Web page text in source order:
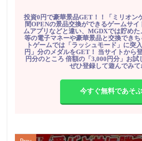
投資0円で豪華景品GET！！「ミリオン
間OPENの景品交換ができるゲームサ
ムアプリなどと違い、MGDXでは貯めた
等の電子マネーや豪華景品と交換でき
トゲームでは「ラッシュモード」に突
円」分のメダルをGET！ 当サイトから
円分のところ 倍額の「3,000円分」お試
ぜひ登録して遊んでみて
今すぐ無料であそぶ